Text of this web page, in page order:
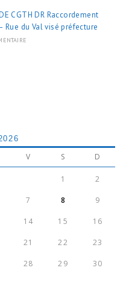
CGTH DR Raccordement
Rue du Val visé préfecture
V S D
1 2
7 8 9
14 15 16
21 22 23
28 29 30